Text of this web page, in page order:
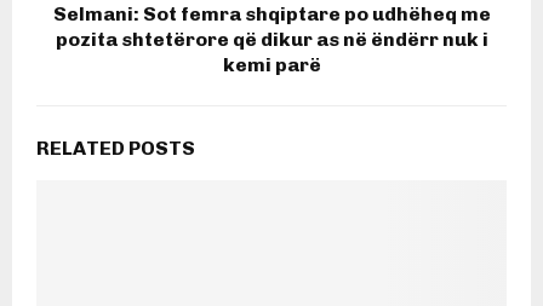
Selmani: Sot femra shqiptare po udhëheq me
pozita shtetërore që dikur as në ëndërr nuk i
kemi parë
RELATED POSTS